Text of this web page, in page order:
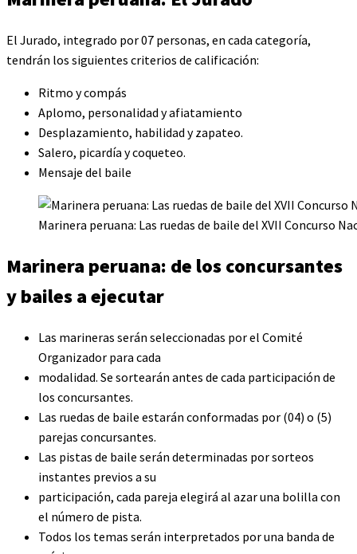
El Jurado, integrado por 07 personas, en cada categoría,
tendrán los siguientes criterios de calificación:
Ritmo y compás
Aplomo, personalidad y afiatamiento
Desplazamiento, habilidad y zapateo.
Salero, picardía y coqueteo.
Mensaje del baile
Marinera peruana: Las ruedas de baile del XVII Concurso
Marinera peruana: de los concursantes
y bailes a ejecutar
Las marineras serán seleccionadas por el Comité
Organizador para cada
modalidad. Se sortearán antes de cada participación de
los concursantes.
Las ruedas de baile estarán conformadas por (04) o (5)
parejas concursantes.
Las pistas de baile serán determinadas por sorteos
instantes previos a su
participación, cada pareja elegirá al azar una bolilla con
el número de pista.
Todos los temas serán interpretados por una banda de